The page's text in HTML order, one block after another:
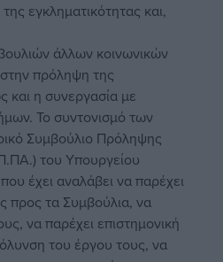
εγκληματικότητας και,
άλλων κοινωνικών
πρόληψη της
και η συνεργασία με
Το συντονισμό των
Συμβούλιο Πρόληψης
του Υπουργείου
έχει αναλάβει να παρέχει
προς τα Συμβούλια, να
να παρέχει επιστημονική
του έργου τους, να